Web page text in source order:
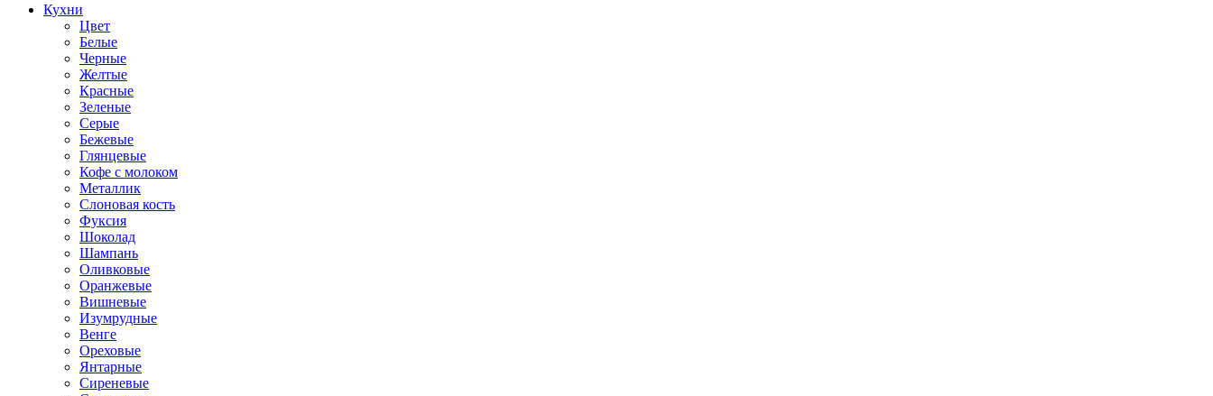
Кухни
Цвет
Белые
Черные
Желтые
Красные
Зеленые
Серые
Бежевые
Глянцевые
Кофе с молоком
Металлик
Слоновая кость
Фуксия
Шоколад
Шампань
Оливковые
Оранжевые
Вишневые
Изумрудные
Венге
Ореховые
Янтарные
Сиреневые